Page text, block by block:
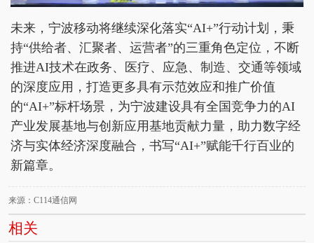
未来，宁波移动将继续深化落实“AI+”行动计划，秉
持“供给者、汇聚者、运营者”的三重角色定位，不断
推进AI技术在政务、医疗、应急、制造、交通等领域
的深度应用，打造更多具有示范效应和推广价值
的“AI+”标杆场景，为宁波建设具有全国竞争力的AI
产业发展基地与创新应用基地贡献力量，助力数字经
济与实体经济深度融合，书写“AI+”赋能千行百业的
新篇章。
来源：C114通信网
相关